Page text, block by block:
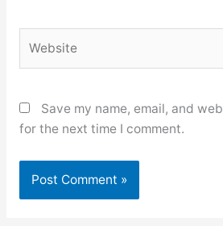
Save my name, email, and
for the next time I comment.